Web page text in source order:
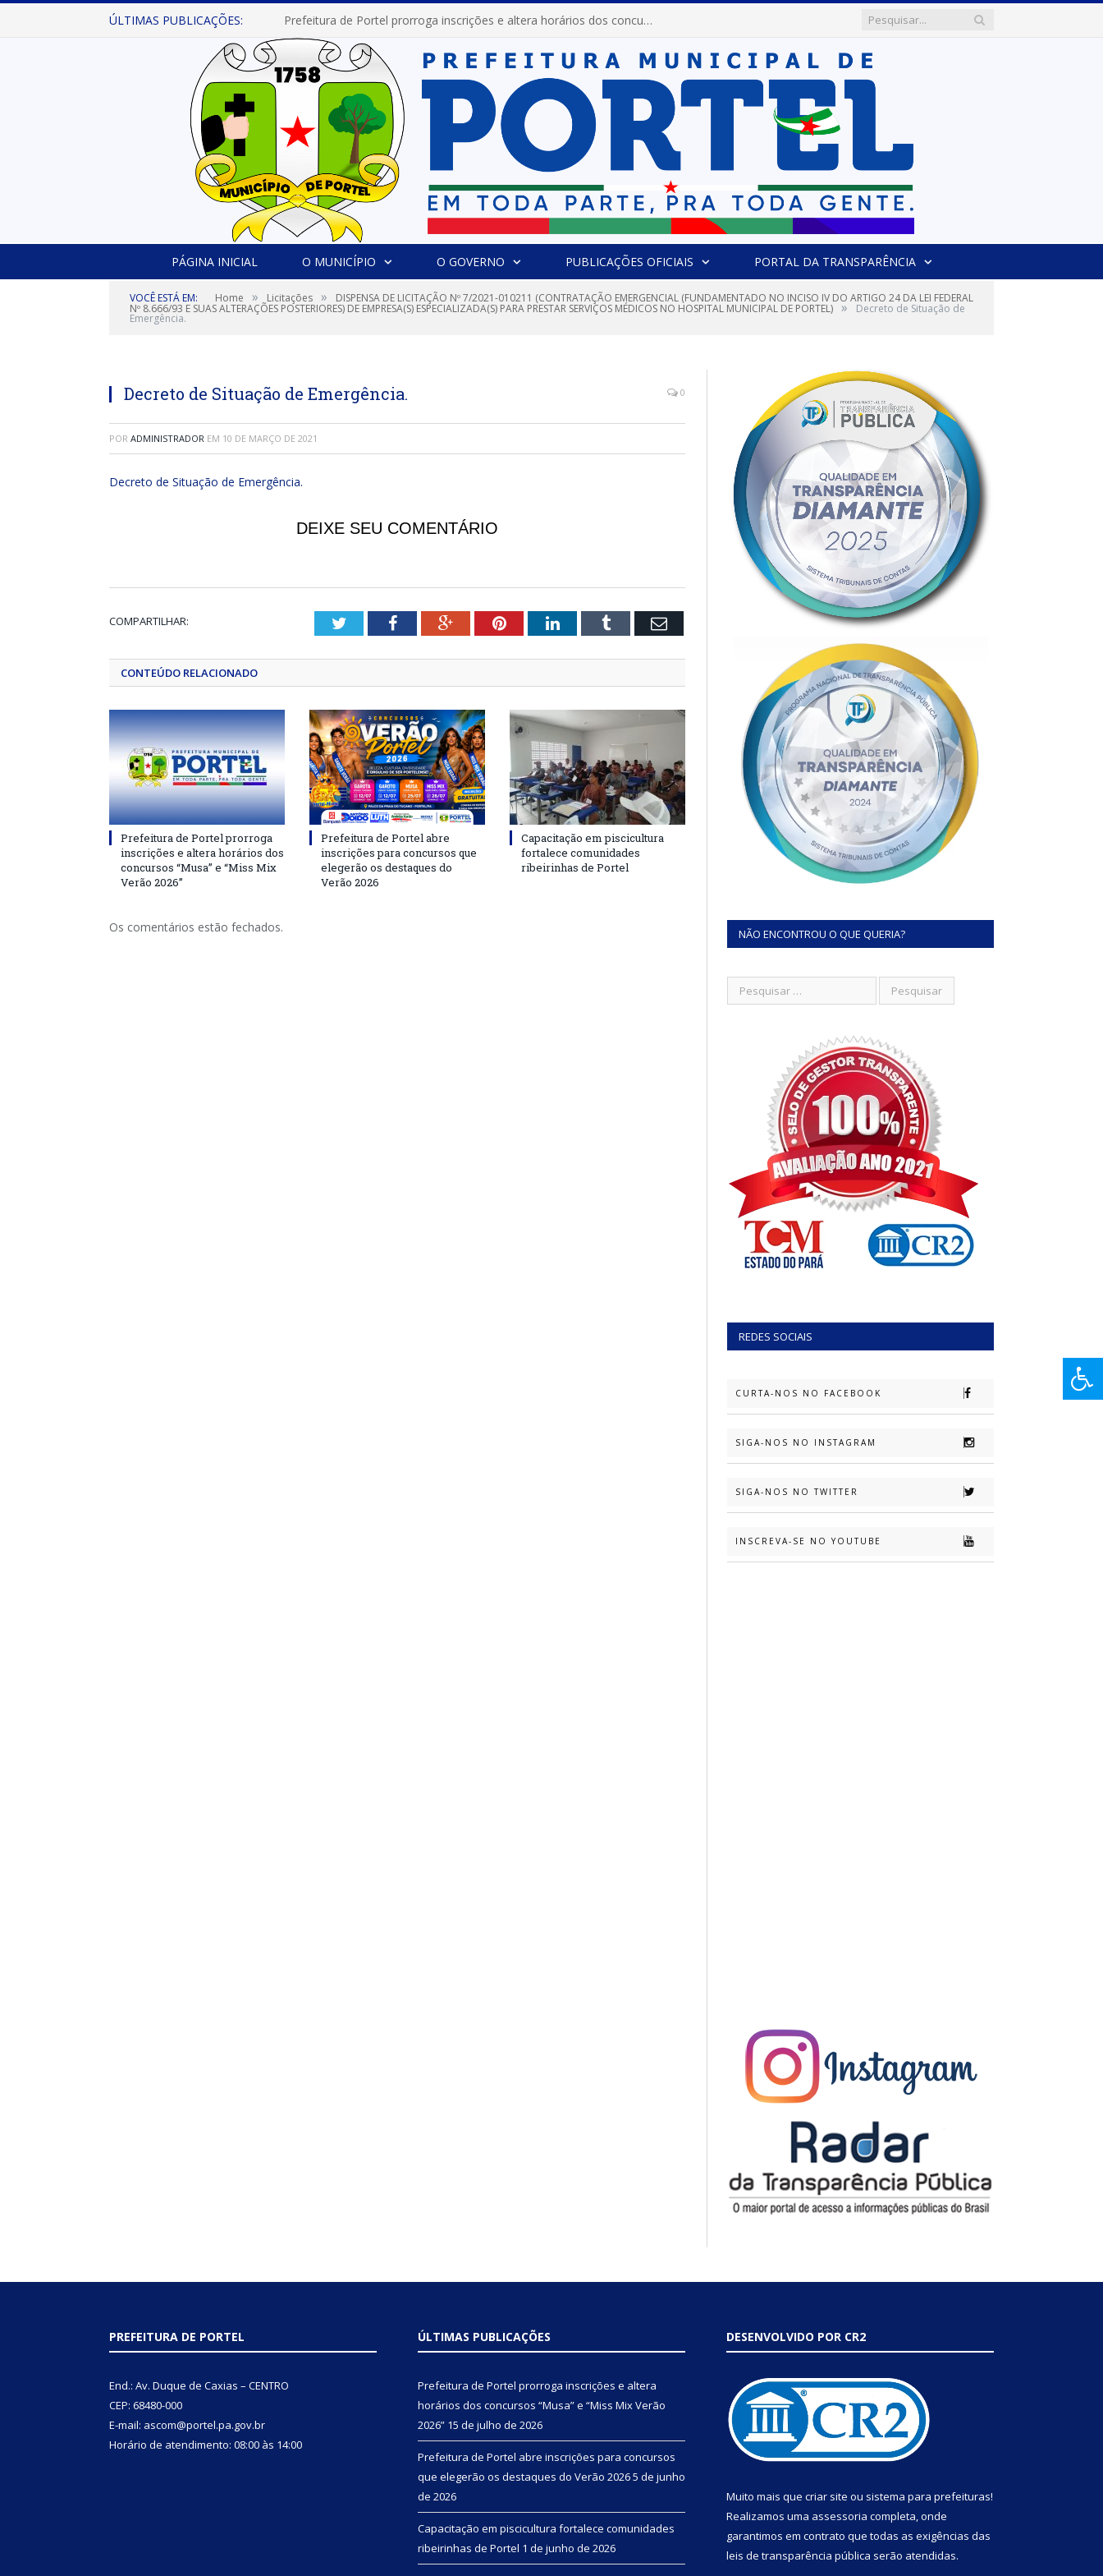
ÚLTIMAS PUBLICAÇÕES: Prefeitura de Portel abre inscrições para concursos que elegerão os destaques do Verão 2026
PÁGINA INICIAL O MUNICÍPIO O GOVERNO PUBLICAÇÕES OFICIAIS PORTAL DA TRANSPARÊNCIA
VOCÊ ESTÁ EM: Home » Licitações » DISPENSA DE LICITAÇÃO Nº 7/2021-010211 (CONTRATAÇÃO EMERGENCIAL (FUNDAMENTADO NO INCISO IV DO ARTIGO 24 DA LEI FEDERAL
Nº 8.666/93 E SUAS ALTERAÇÕES POSTERIORES) DE EMPRESA(S) ESPECIALIZADA(S) PARA PRESTAR SERVIÇOS MÉDICOS NO HOSPITAL MUNICIPAL DE PORTEL) » Decreto de Situação de
Emergência.
Decreto de Situação de Emergência. 0
POR ADMINISTRADOR EM 10 DE MARÇO DE 2021
Decreto de Situação de Emergência.
DEIXE SEU COMENTÁRIO
COMPARTILHAR: TwitterFacebookGoogle+PinterestLinkedInTumblr Email
CONTEÚDO RELACIONADO
Prefeitura de Portel prorroga
inscrições e altera horários dos
concursos “Musa” e “Miss Mix
Verão 2026”
Prefeitura de Portel abre
inscrições para concursos que
elegerão os destaques do
Verão 2026
Capacitação em piscicultura
fortalece comunidades
ribeirinhas de Portel
Os comentários estão fechados. NÃO ENCONTROU O QUE QUERIA?
REDES SOCIAIS
CURTA-NOS NO FACEBOOK
SIGA-NOS NO INSTAGRAM
SIGA-NOS NO TWITTER
INSCREVA-SE NO YOUTUBE
PREFEITURA DE PORTEL
End.: Av. Duque de Caxias – CENTRO
CEP: 68480-000
E-mail: ascom@portel.pa.gov.br
Horário de atendimento: 08:00 às 14:00
ÚLTIMAS PUBLICAÇÕES
Prefeitura de Portel prorroga inscrições e altera
horários dos concursos “Musa” e “Miss Mix Verão
2026” 15 de julho de 2026
Prefeitura de Portel abre inscrições para concursos
que elegerão os destaques do Verão 20265 de junho
de 2026
Capacitação em piscicultura fortalece comunidades
ribeirinhas de Portel 1 de junho de 2026
DESENVOLVIDO POR CR2
Muito mais que criar site ou sistema para prefeituras!
Realizamos uma assessoria completa, onde
garantimos em contrato que todas as exigências das
leis de transparência pública serão atendidas.